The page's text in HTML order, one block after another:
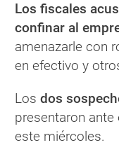
Los fiscales
confinar al
amenazarle con
en efectivo y
Los dos
presentaron ante
este miércoles.